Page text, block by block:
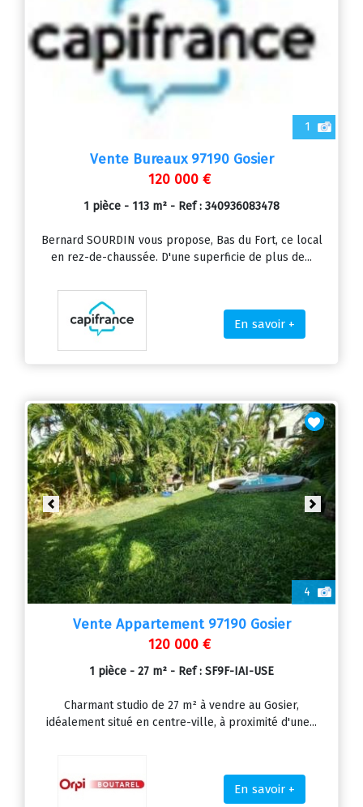
1
Vente Bureaux 97190 Gosier
120 000 €
1 pièce - 113 m² - Ref : 340936083478
Bernard SOURDIN vous propose, Bas du Fort, ce local
en rez-de-chaussée. D'une superficie de plus de...
En savoir +
4
Previous Next
Vente Appartement 97190 Gosier
120 000 €
1 pièce - 27 m² - Ref : SF9F-IAI-USE
Charmant studio de 27 m² à vendre au Gosier,
idéalement situé en centre-ville, à proximité d'une...
En savoir +